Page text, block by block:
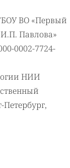
ВО «Первый
Павлова»
0002-7724-
НИИ